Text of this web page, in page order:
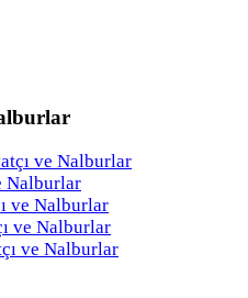
ve Nalburlar
Nalburlar
ve Nalburlar
ve Nalburlar
ve Nalburlar